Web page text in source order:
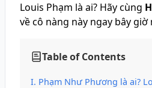
Louis Phạm là ai? Hãy cùng
về cô nàng này ngay bây giờ
Table of Contents
Phạm Như Phương là ai?